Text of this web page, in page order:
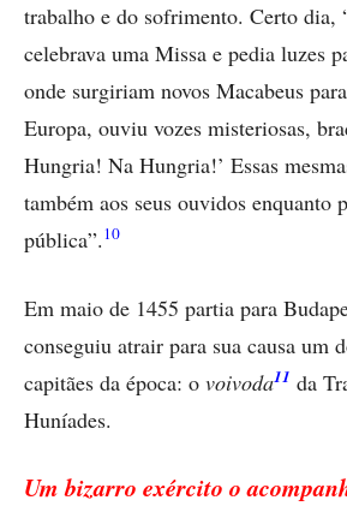
trabalho e do sofrimento. Certo dia,
celebrava uma Missa e pedia luzes
onde surgiriam novos Macabeus
Europa, ouviu vozes misteriosas,
Hungria! Na Hungria!’ Essas
também aos seus ouvidos enquanto
pública”.10
Em maio de 1455 partia para
conseguiu atrair para sua causa um
capitães da época: o voivoda11 da
Huníades.
Um bizarro exército o